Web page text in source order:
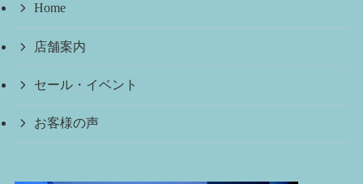
Home
店舗案内
セール・イベント
お客様の声